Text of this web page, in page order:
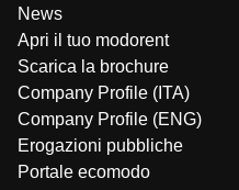
News
Apri il tuo modorent
Scarica la brochure
Company Profile (ITA)
Company Profile (ENG)
Erogazioni pubbliche
Portale ecomodo